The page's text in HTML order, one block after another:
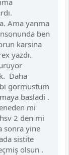
Ama yanma
ben
karsina
yazdı.
Daha
gormustum
basladi .
mi
2 den mi
sonra yine
sistite
olsun .